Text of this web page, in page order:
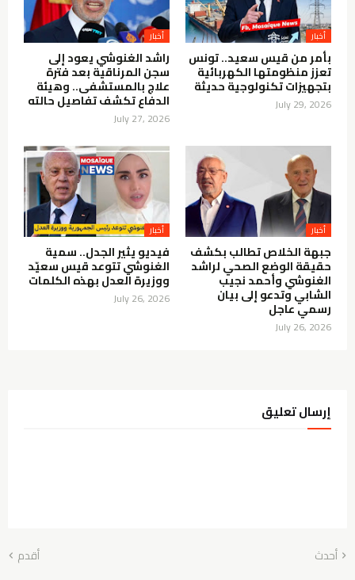
أخبار
بأمر من قيس سعيد.. تونس
تعزز منظومتها الكهربائية
بتجهيزات تكنولوجية حديثة
July 29, 2026
أخبار
راشد الغنوشي يعود إلى
سجن المرناقية بعد فترة
علاج بالمستشفى.. وهيئة
الدفاع تكشف تفاصيل حالته
July 27, 2026
أخبار
جبهة الخلاص تطالب بكشف
حقيقة الوضع الصحي لراشد
الغنوشي وأحمد نجيب
الشابي وتدعو إلى بيان
رسمي عاجل
July 26, 2026
أخبار
فيديو يثير الجدل.. سمية
الغنوشي تتوعد قيس سعيّد
ووزيرة العدل بهذه الكلمات
July 26, 2026
إرسال تعليق
أحدث أقدم